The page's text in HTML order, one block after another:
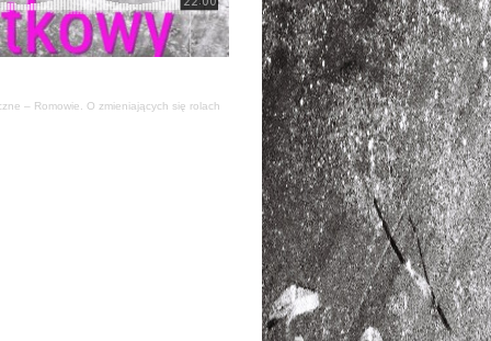
– Romowie. O zmieniających się rolach